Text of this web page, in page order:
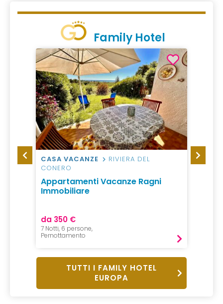
Family Hotel
CASA VACANZE
RIVIERA DEL
CONERO
Appartamenti Vacanze Ragni
Immobiliare
da 350 €
7 Notti, 6 persone,
Pernottamento
HOTEL
TUTTI I FAMILY HOTEL
EUROPA